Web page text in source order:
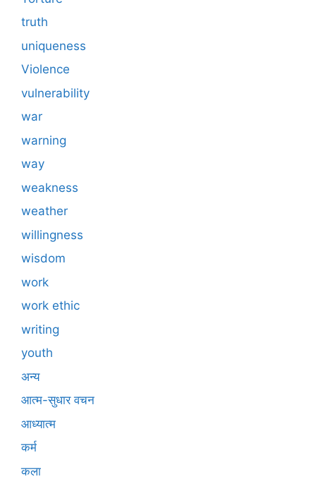
truth
uniqueness
Violence
vulnerability
war
warning
way
weakness
weather
willingness
wisdom
work
work ethic
writing
youth
अन्य
आत्म-सुधार वचन
आध्यात्म
कर्म
कला